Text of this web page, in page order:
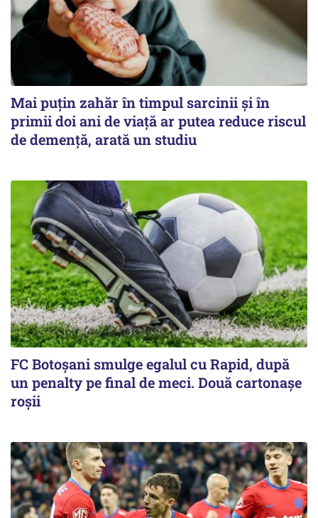
Mai puțin zahăr în timpul sarcinii și în
primii doi ani de viață ar putea reduce riscul
de demență, arată un studiu
FC Botoşani smulge egalul cu Rapid, după
un penalty pe final de meci. Două cartonaşe
roşii